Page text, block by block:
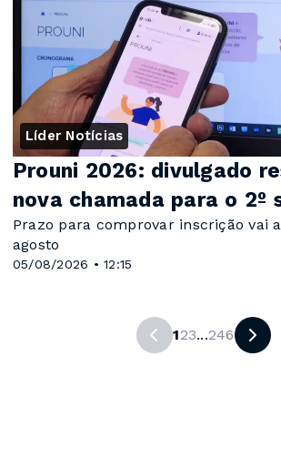
Líder Notícias
05/08/2026 • 12:15
Prouni 2026: divulgado
nova chamada para o 2º
Prazo para comprovar inscrição vai
agosto
123...246